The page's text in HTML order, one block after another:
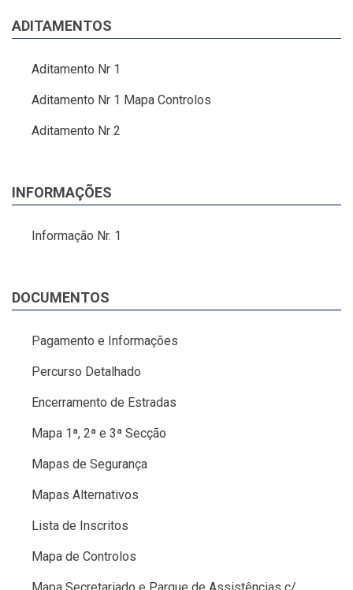
ADITAMENTOS
Aditamento Nr 1
Aditamento Nr 1 Mapa Controlos
Aditamento Nr 2
INFORMAÇÕES
Informação Nr. 1
DOCUMENTOS
Pagamento e Informações
Percurso Detalhado
Encerramento de Estradas
Mapa 1ª, 2ª e 3ª Secção
Mapas de Segurança
Mapas Alternativos
Lista de Inscritos
Mapa de Controlos